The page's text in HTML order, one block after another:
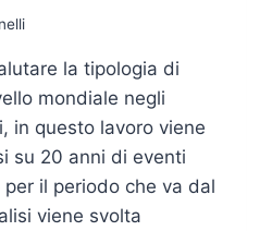
la tipologia di
mondiale negli
in questo lavoro viene
su 20 anni di eventi
il periodo che va dal
viene svolta